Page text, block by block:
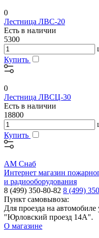
0
Лестница ЛВС-20
Есть в наличии
5300
Купить
0
Лестница ЛВСЦ-30
Есть в наличии
18800
Купить
АМ Снаб
Интернет магазин
и радиооборудования
8 (499) 350-80-82 8 (499)
Пункт самовывоза:
Для проезда на автомобиле
"Юрловский проезд 14А".
О магазине